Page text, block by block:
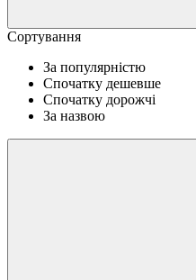
Сортування
За популярністю
Спочатку дешевше
Спочатку дорожчі
За назвою